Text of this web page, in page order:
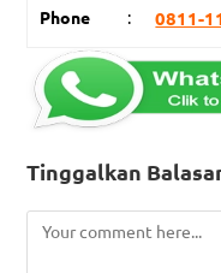
Phone : 0811-
Tinggalkan